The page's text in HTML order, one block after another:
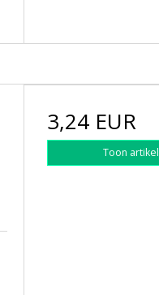
3,24 EUR
Toon artikel